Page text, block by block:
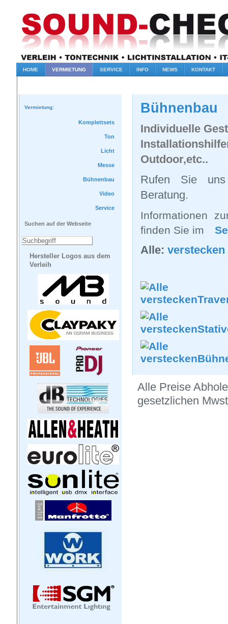
HOME VERMIETUNG SERVICE INFO NEWS KONTAKT
Bühnenbau
Individuelle
Outdoor,etc..
Rufen Sie
Beratung.
Informationen
finden Sie im
Alle:verstecken
Alle Preise
gesetzlichen
Vermietung:
Komplettsets
Ton
Licht
Messe
Bühnenbau
Video
Service
Suchen auf der Webseite
Hersteller Logos aus dem
Verleih